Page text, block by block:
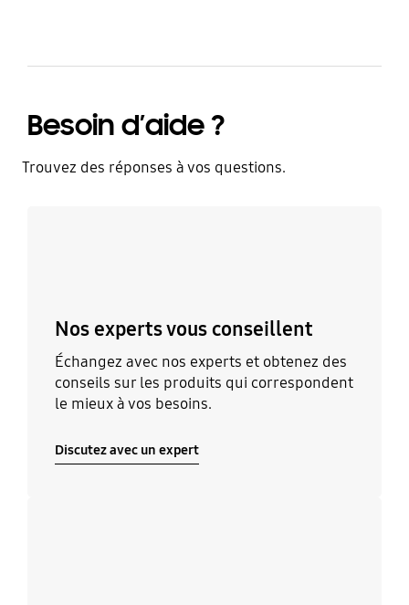
Besoin d’aide ?
Trouvez des réponses à vos questions.
Nos experts vous conseillent
Échangez avec nos experts et obtenez des
conseils sur les produits qui correspondent
le mieux à vos besoins.
Discutez avec un expert